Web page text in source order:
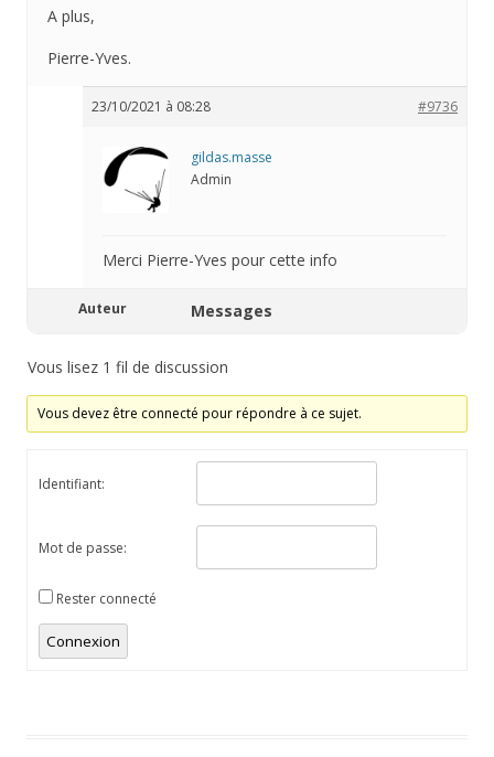
A plus,
Pierre-Yves.
23/10/2021 à 08:28 #9736
gildas.masse
Admin
Merci Pierre-Yves pour cette info
Auteur Messages
Vous lisez 1 fil de discussion
Vous devez être connecté pour répondre à ce sujet.
Identifiant:
Mot de passe:
Rester connecté
Connexion